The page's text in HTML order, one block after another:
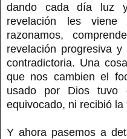
dando cada día luz
revelación les viene
razonamos,
revelación progresiva
contradictoria. Una
que nos cambien el
usado por Dios tuvo
equivocado, ni recibió la
Y ahora pasemos a